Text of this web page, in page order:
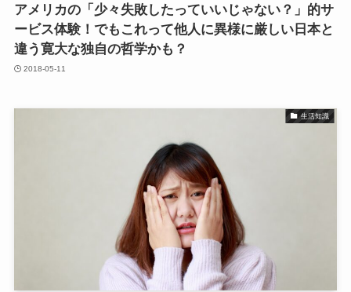
アメリカの「少々失敗したっていいじゃない？」的サ
ービス体験！でもこれって他人に異様に厳しい日本と
違う寛大な独自の哲学かも？
2018-05-11
生活知識